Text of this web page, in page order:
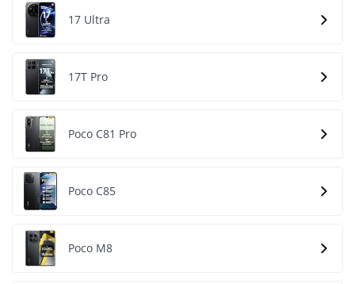
17 Ultra
17T Pro
Poco C81 Pro
Poco C85
Poco M8